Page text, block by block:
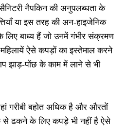
सैनिटरी नैपकिन की अनुपलब्धता के
या इस तरह की अन-हाइजेनिक
बाध्य हैं जो उनमें गंभीर संक्रमण
ऐसे कपड़ों का इस्तेमाल करने
झाड़-पोंछ के काम में लाने से भी
गरीबी बहोत अधिक है और औरतों
से ढकने के लिए कपड़े भी नहीं है ऐसे